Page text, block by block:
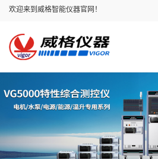
欢迎来到威格智能仪器官网！